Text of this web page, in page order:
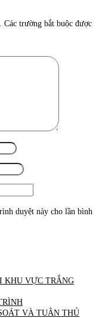
Các trường bắt buộc được
duyệt này cho lần bình
KHU VỰC TRẮNG
VÀ TUÂN THỦ